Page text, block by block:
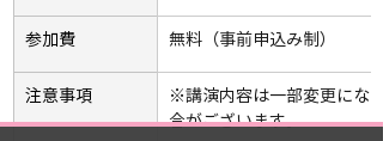
参加費 無料（事前申込み制）
注意事項
※講演内容は一部変更になる
合がございます。